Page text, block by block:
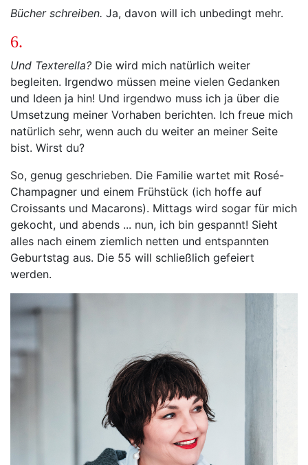
Bücher schreiben. Ja, davon will ich unbedingt mehr.
6.
Und Texterella? Die wird mich natürlich weiter
begleiten. Irgendwo müssen meine vielen Gedanken
und Ideen ja hin! Und irgendwo muss ich ja über die
Umsetzung meiner Vorhaben berichten. Ich freue mich
natürlich sehr, wenn auch du weiter an meiner Seite
bist. Wirst du?
So, genug geschrieben. Die Familie wartet mit Rosé-
Champagner und einem Frühstück (ich hoffe auf
Croissants und Macarons). Mittags wird sogar für mich
gekocht, und abends ... nun, ich bin gespannt! Sieht
alles nach einem ziemlich netten und entspannten
Geburtstag aus. Die 55 will schließlich gefeiert
werden.